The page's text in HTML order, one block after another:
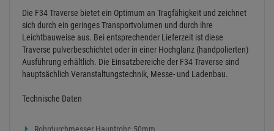
Die F34 Traverse bietet ein Optimum an Tragfähigkeit und zeichnet
sich durch ein geringes Transportvolumen und durch ihre
Leichtbauweise aus. Bei entsprechender Lieferzeit ist diese
Traverse pulverbeschichtet oder in einer Hochglanz (handpolierten)
Ausführung erhältlich. Die Einsatzbereiche der F34 Traverse sind
hauptsächlich Veranstaltungstechnik, Messe- und Ladenbau.
Technische Daten